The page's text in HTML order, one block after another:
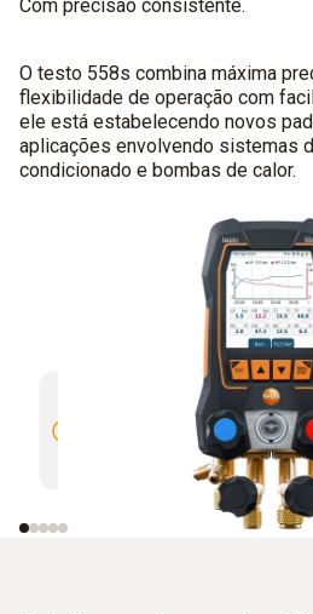
Com precisão consistente.
O testo 558s combina máxima
flexibilidade de operação com
ele está estabelecendo novos
aplicações envolvendo sistemas
condicionado e bombas de calor.
Conexão Bluetooth
através do